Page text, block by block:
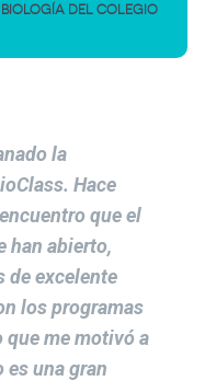
DEL COLEGIO
la
. Hace
que el
han abierto,
de excelente
los programas
que me motivó a
es una gran